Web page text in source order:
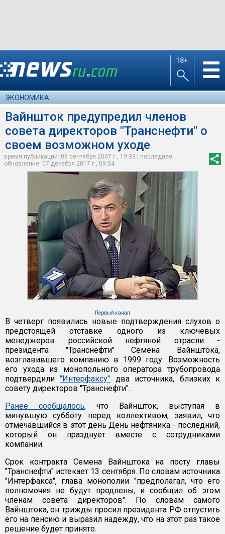
18+ ☰
ЭКОНОМИКА
Вайншток предупредил членов
совета директоров "Транснефти" о
своем возможном уходе
время публикации: 06 сентября 2007 г., 19:33 | последнее
обновление: 07 декабря 2017 г., 09:54
Первый канал
В четверг появились новые подтверждения слухов о
предстоящей отставке одного из ключевых
менеджеров российской нефтяной отрасли -
президента "Транснефти" Семена Вайнштока,
возглавившего компанию в 1999 году. Возможность
его ухода из монопольного оператора трубопровода
подтвердили"Интерфаксу" два источника, близких к
совету директоров "Транснефти".
Ранее сообщалось, что Вайншток, выступая в
минувшую субботу перед коллективом, заявил, что
отмечавшийся в этот день День нефтяника - последний,
который он празднует вместе с сотрудниками
компании.
Срок контракта Семена Вайнштока на посту главы
"Транснефти" истекает 13 сентября. По словам источника
"Интерфакса", глава монополии "предполагал, что его
полномочия не будут продлены, и сообщил об этом
членам совета директоров". По словам самого
Вайнштока, он трижды просил президента РФ отпустить
его на пенсию и выразил надежду, что на этот раз такое
решение будет принято.